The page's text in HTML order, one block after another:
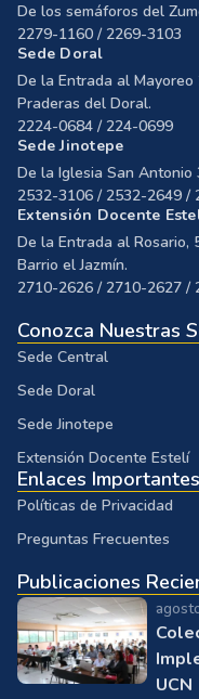
De los semáforos del
2279-1160 / 2269-3103
Sede Doral
De la Entrada al
Praderas del Doral.
2224-0684 / 224-0699
Sede Jinotepe
De la Iglesia San Antonio
2532-3106 / 2532-2649 /
Extensión Docente
De la Entrada al Rosario,
Barrio el Jazmín.
2710-2626 / 2710-2627 /
Conozca Nuestras
Sede Central
Sede Doral
Sede Jinotepe
Extensión Docente Estelí
Enlaces Importantes
Políticas de Privacidad
Preguntas Frecuentes
Publicaciones
UCN